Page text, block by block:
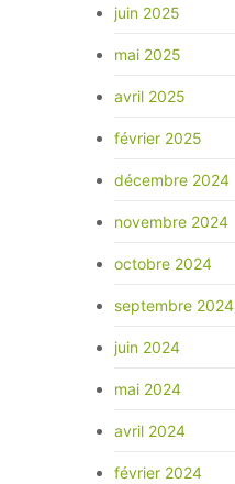
juin 2025
mai 2025
avril 2025
février 2025
décembre 2024
novembre 2024
octobre 2024
septembre 2024
juin 2024
mai 2024
avril 2024
février 2024